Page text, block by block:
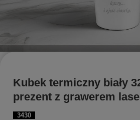
3430
Kubek termiczny biały
prezent z grawerem